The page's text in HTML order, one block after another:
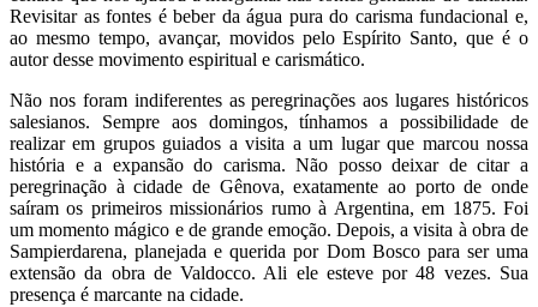
Revisitar as fontes é beber da água pura do carisma fundacional e,
ao mesmo tempo, avançar, movidos pelo Espírito Santo, que é o
autor desse movimento espiritual e carismático.
Não nos foram indiferentes as peregrinações aos lugares históricos
salesianos. Sempre aos domingos, tínhamos a possibilidade de
realizar em grupos guiados a visita a um lugar que marcou nossa
história e a expansão do carisma. Não posso deixar de citar a
peregrinação à cidade de Gênova, exatamente ao porto de onde
saíram os primeiros missionários rumo à Argentina, em 1875. Foi
um momento mágico e de grande emoção. Depois, a visita à obra de
Sampierdarena, planejada e querida por Dom Bosco para ser uma
extensão da obra de Valdocco. Ali ele esteve por 48 vezes. Sua
presença é marcante na cidade.